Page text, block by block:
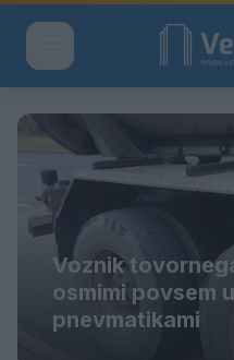
Voznik
osmimi povsem
pnevmatikami